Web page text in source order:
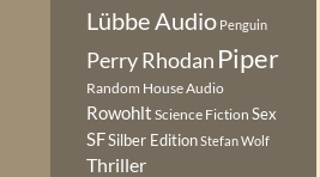
Lübbe Audio Penguin
Perry Rhodan Piper
Random House Audio
Rowohlt Science Fiction Sex
SFSilber EditionStefan Wolf
Thriller